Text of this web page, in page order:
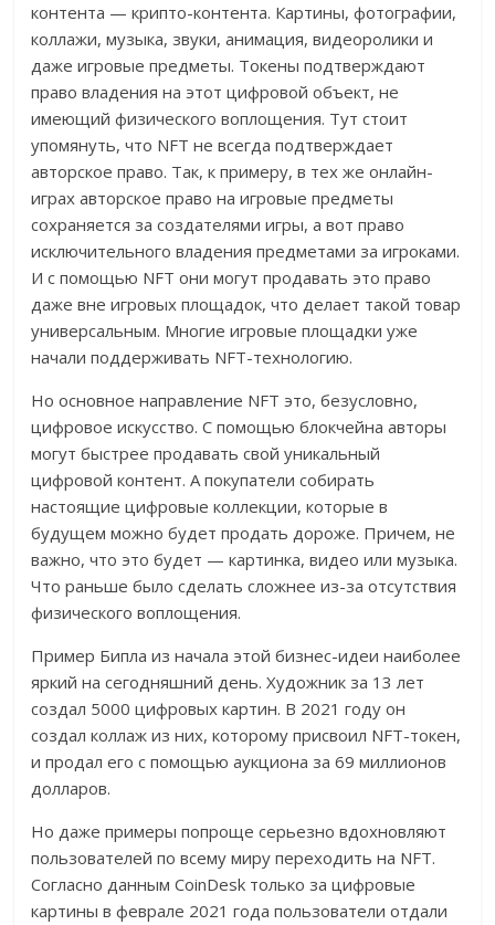
контента — крипто-контента. Картины, фотографии,
коллажи, музыка, звуки, анимация, видеоролики и
даже игровые предметы. Токены подтверждают
право владения на этот цифровой объект, не
имеющий физического воплощения. Тут стоит
упомянуть, что NFT не всегда подтверждает
авторское право. Так, к примеру, в тех же онлайн-
играх авторское право на игровые предметы
сохраняется за создателями игры, а вот право
исключительного владения предметами за игроками.
И с помощью NFT они могут продавать это право
даже вне игровых площадок, что делает такой товар
универсальным. Многие игровые площадки уже
начали поддерживать NFT-технологию.
Но основное направление NFT это, безусловно,
цифровое искусство. С помощью блокчейна авторы
могут быстрее продавать свой уникальный
цифровой контент. А покупатели собирать
настоящие цифровые коллекции, которые в
будущем можно будет продать дороже. Причем, не
важно, что это будет — картинка, видео или музыка.
Что раньше было сделать сложнее из-за отсутствия
физического воплощения.
Пример Бипла из начала этой бизнес-идеи наиболее
яркий на сегодняшний день. Художник за 13 лет
создал 5000 цифровых картин. В 2021 году он
создал коллаж из них, которому присвоил NFT-токен,
и продал его с помощью аукциона за 69 миллионов
долларов.
Но даже примеры попроще серьезно вдохновляют
пользователей по всему миру переходить на NFT.
Согласно данным CoinDesk только за цифровые
картины в феврале 2021 года пользователи отдали